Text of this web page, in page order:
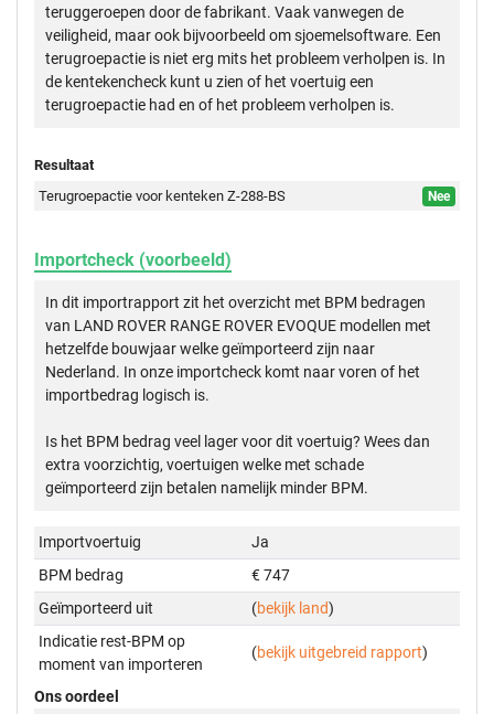
teruggeroepen door de fabrikant. Vaak vanwegen de
veiligheid, maar ook bijvoorbeeld om sjoemelsoftware. Een
terugroepactie is niet erg mits het probleem verholpen is. In
de kentekencheck kunt u zien of het voertuig een
terugroepactie had en of het probleem verholpen is.
Resultaat
Terugroepactie voor kenteken Z-288-BS
Nee
Importcheck (voorbeeld)
In dit importrapport zit het overzicht met BPM bedragen
van LAND ROVER RANGE ROVER EVOQUE modellen met
hetzelfde bouwjaar welke geïmporteerd zijn naar
Nederland. In onze importcheck komt naar voren of het
importbedrag logisch is.
Is het BPM bedrag veel lager voor dit voertuig? Wees dan
extra voorzichtig, voertuigen welke met schade
geïmporteerd zijn betalen namelijk minder BPM.
Importvoertuig
Ja
BPM bedrag
€ 747
Geïmporteerd uit
(bekijk land)
Indicatie rest-BPM op
moment van importeren
(bekijk uitgebreid rapport)
Ons oordeel